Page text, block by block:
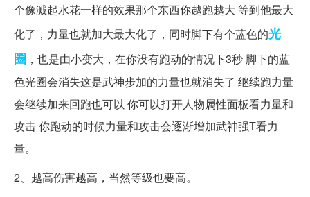
个像溅起水花一样的效果那个东西你越跑越大 等到他最大
化了，力量也就加大最大化了，同时脚下有个蓝色的光
圈 ，也是由小变大，在你没有跑动的情况下3秒 脚下的蓝
色光圈会消失这是武神步加的力量也就消失了 继续跑力量
会继续加来回跑也可以 你可以打开人物属性面板看力量和
攻击 你跑动的时候力量和攻击会逐渐增加武神强T看力
量。
2、越高伤害越高，当然等级也要高。